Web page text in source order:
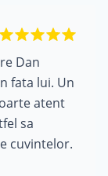
Dan
fata lui. Un
atent
sa
cuvintelor.